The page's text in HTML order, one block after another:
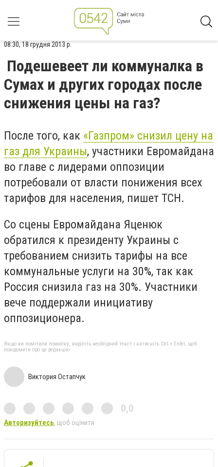
08:30, 18 грудня 2013 р.
Подешевеет ли коммуналка в
Сумах и других городах после
снижения цены на газ?
После того, как «Газпром» снизил цену на
газ для Украины, участники Евромайдана
во главе с лидерами оппозиции
потребовали от власти понижения всех
тарифов для населения, пишет ТСН.
Со сцены Евромайдана Яценюк
обратился к президенту Украины с
требованием снизить тарифы на все
коммунальные услуги на 30%, так как
Россия снизила газ на 30%. Участники
вече поддержали инициативу
оппозиционера.
Якщо ви помітили помилку, виділіть необхідний текст і натисніть Ctrl + Enter, щоб
повідомити про це редакцію
Виктория Остапчук
0,0
Авторизуйтесь, щоб оцінити